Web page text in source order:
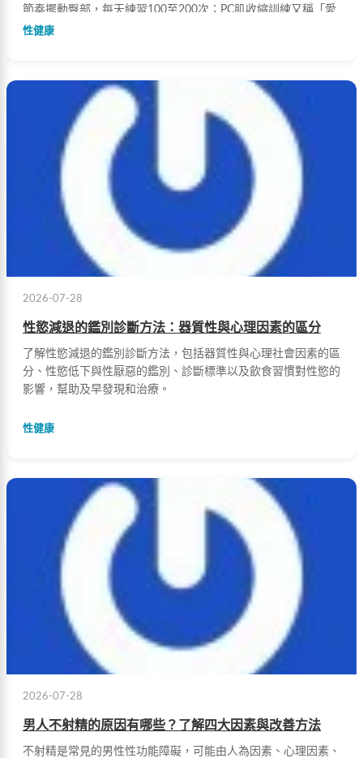
節奏擺動臀部，每天練習100至200次；PC肌收縮訓練又稱「愛
肌」訓練，每天堅持200次收縮，能有效延緩射精、控制勃起。
性健康
2026-07-28
性慾減退的鑑別診斷方法：器質性與心理因素的區分
了解性慾減退的鑑別診斷方法，包括器質性與心理社會因素的區
分、性慾低下與性厭惡的鑑別、診斷標準以及飲食習慣對性慾的
影響，幫助及早發現和治療。
性健康
2026-07-28
男人不射精的原因有哪些？了解四大因素與改善方法
不射精是常見的男性性功能障礙，可能由人為因素、心理因素、